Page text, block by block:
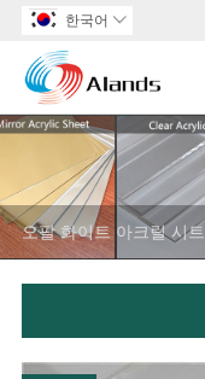
한국어 
오팔 화이트 아크릴 시트